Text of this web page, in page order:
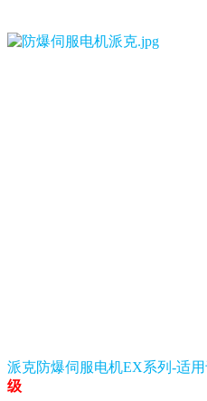
派克防爆伺服电机EX系列-适用
级